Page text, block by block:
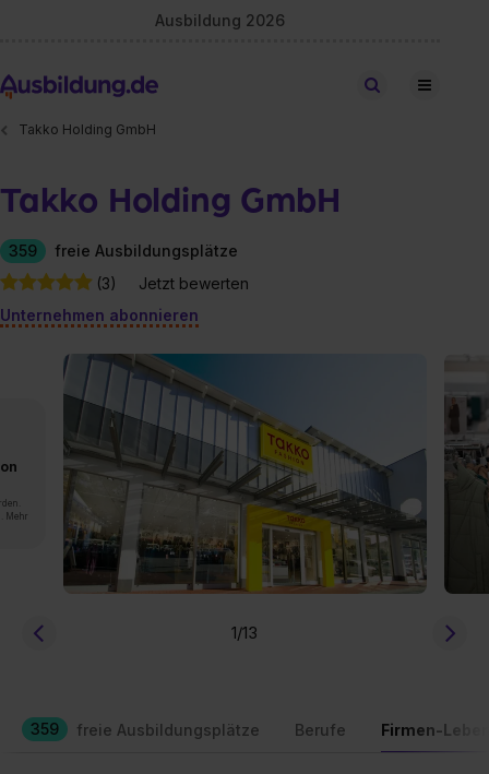
Ausbildung 2026
Stellen finden
Takko Holding GmbH
Takko Holding GmbH
359
freie Ausbildungsplätze
(3)
Jetzt bewerten
Unternehmen abonnieren
Mehr
1/13
359 freie Ausbildungsplätze Berufe Firmen-